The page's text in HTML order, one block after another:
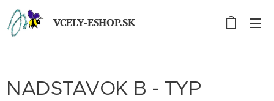
VCELY-ESHOP.SK
NADSTAVOK B - TYP